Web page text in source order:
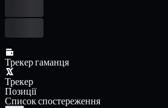
Трекер гаманця
Трекер
Позиції
Список спостереження